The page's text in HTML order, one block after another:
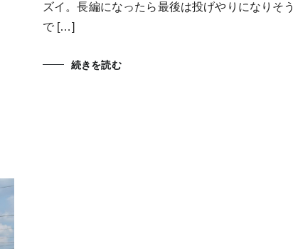
ズイ。長編になったら最後は投げやりになりそう
で […]
続きを読む